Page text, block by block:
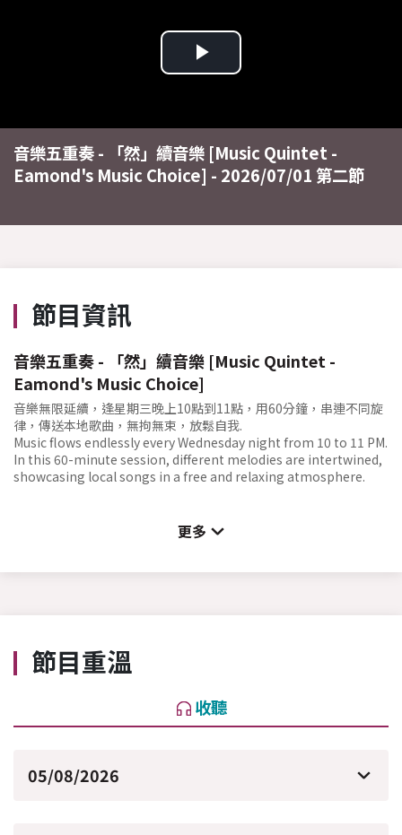
Play
音樂五重奏 - 「然」續音樂 [Music Quintet -
Eamond's Music Choice] - 2026/07/01 第二節
節目資訊
音樂五重奏 - 「然」續音樂 [Music Quintet -
Eamond's Music Choice]
音樂無限延續，逢星期三晚上10點到11點，用60分鐘，串連不同旋
律，傳送本地歌曲，無拘無束，放鬆自我.
Music flows endlessly every Wednesday night from 10 to 11 PM.
In this 60-minute session, different melodies are intertwined,
showcasing local songs in a free and relaxing atmosphere.
更多
節目重溫
收聽
05/08/2026